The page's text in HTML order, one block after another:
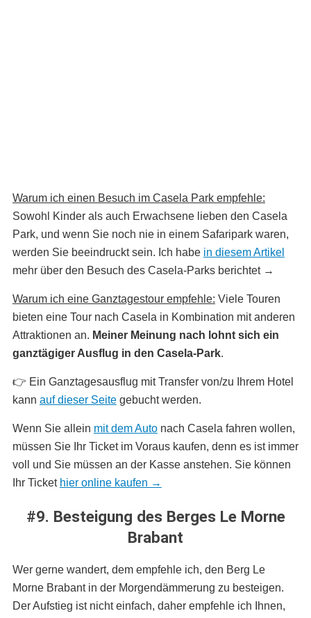
Warum ich einen Besuch im Casela Park empfehle:
Sowohl Kinder als auch Erwachsene lieben den Casela
Park, und wenn Sie noch nie in einem Safaripark waren,
werden Sie beeindruckt sein. Ich habe in diesem Artikel
mehr über den Besuch des Casela-Parks berichtet →
Warum ich eine Ganztagestour empfehle: Viele Touren
bieten eine Tour nach Casela in Kombination mit anderen
Attraktionen an. Meiner Meinung nach lohnt sich ein
ganztägiger Ausflug in den Casela-Park.
👉 Ein Ganztagesausflug mit Transfer von/zu Ihrem Hotel
kann auf dieser Seitegebucht werden.
Wenn Sie allein mit dem Autonach Casela fahren wollen,
müssen Sie Ihr Ticket im Voraus kaufen, denn es ist immer
voll und Sie müssen an der Kasse anstehen. Sie können
Ihr Ticket hier online kaufen →
#9. Besteigung des Berges Le Morne
Brabant
Wer gerne wandert, dem empfehle ich, den Berg Le
Morne Brabant in der Morgendämmerung zu besteigen.
Der Aufstieg ist nicht einfach, daher empfehle ich Ihnen,